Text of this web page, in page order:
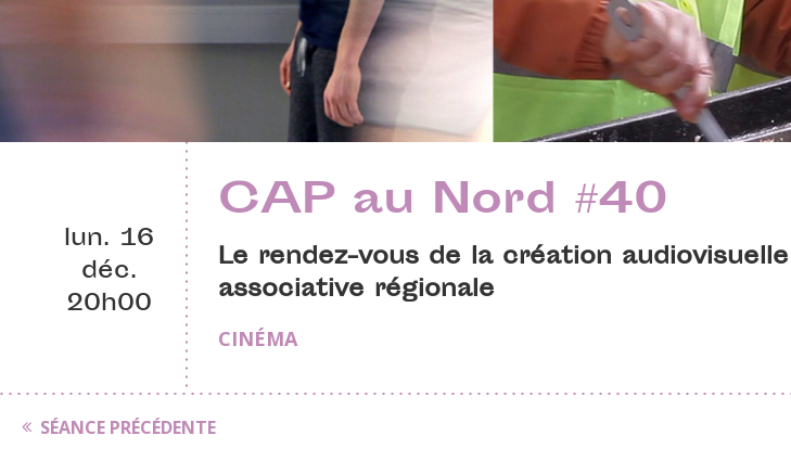
lun. 16
déc.
20h00
CAP au Nord #40
Le rendez-vous de la création audiovisuelle
associative régionale
CINÉMA
SÉANCE PRÉCÉDENTE